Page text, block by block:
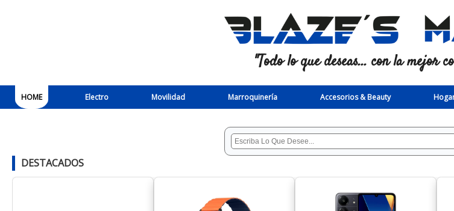
"Todo lo que deseas... con la mejor
HOME Electro Movilidad Marroquinería Accesorios & Beauty
DESTACADOS